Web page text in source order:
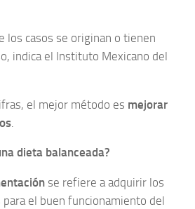
los casos se originan o tienen
indica el Instituto Mexicano del
el mejor método es mejorar
dieta balanceada?
se refiere a adquirir los
el buen funcionamiento del